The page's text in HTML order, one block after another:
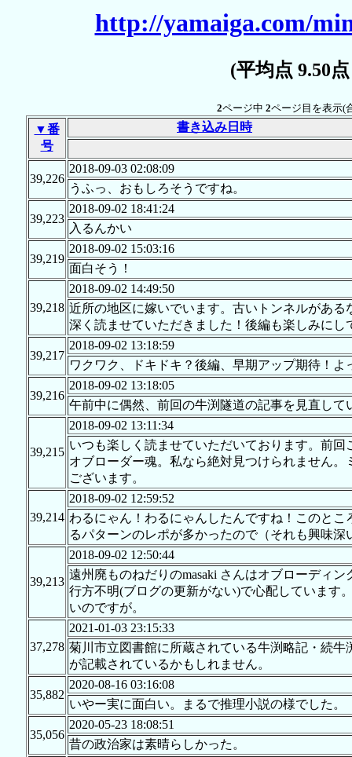
http://yamaiga.com/
(平均点 9.50
2ページ中 2ページ目を表示(
▼番
号
書き込み日時
39,226
2018-09-03 02:08:09
うふっ、おもしろそうですね。
39,223
2018-09-02 18:41:24
入るんかい
39,219
2018-09-02 15:03:16
面白そう！
39,218
2018-09-02 14:49:50
近所の地区に嫁いでいます。古いトンネルがあ
深く読ませていただきました！後編も楽しみにし
39,217
2018-09-02 13:18:59
ワクワク、ドキドキ？後編、早期アップ期待！よ
39,216
2018-09-02 13:18:05
午前中に偶然、前回の牛渕隧道の記事を見直して
39,215
2018-09-02 13:11:34
いつも楽しく読ませていただいております。前
オブローダー魂。私なら絶対見つけられません
ございます。
39,214
2018-09-02 12:59:52
わるにゃん！わるにゃんしたんですね！このと
るパターンのレポが多かったので（それも興味
39,213
2018-09-02 12:50:44
遠州廃ものねだりのmasaki さんはオブローディ
行方不明(ブログの更新がない)で心配しています
いのですが。
37,278
2021-01-03 23:15:33
菊川市立図書館に所蔵されている牛渕略記・続
が記載されているかもしれません。
35,882
2020-08-16 03:16:08
いやー実に面白い。まるで推理小説の様でした。
35,056
2020-05-23 18:08:51
昔の政治家は素晴らしかった。